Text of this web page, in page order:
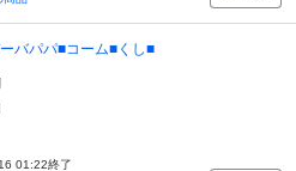
ーバパパ■コーム■くし■
01:22終了